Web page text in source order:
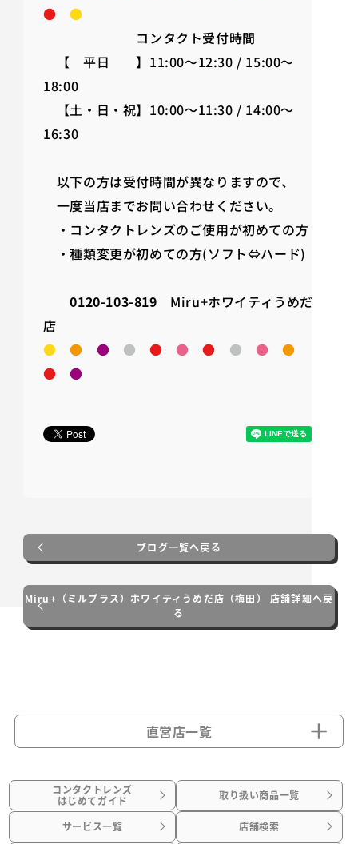
●
●
コンタクト受付時間
【 平日 】11:00～12:30 / 15:00～
18:00
【土・日・祝】10:00～11:30 / 14:00～
16:30
以下の方は受付時間が異なりますので、
一度当店までお問い合わせください。
・コンタクトレンズのご使用が初めての方
・種類変更が初めての方(ソフト⇔ハード)
0120-103-819 Miru+ホワイティうめだ
店
●
● ● ● ● ● ● ● ●
●
●
●
ブログ一覧へ戻る
Miru+（ミルプラス）ホワイティうめだ店（梅田） 店舗詳細へ戻
る
直営店一覧
コンタクトレンズ
はじめてガイド 取り扱い商品一覧
サービス一覧 店舗検索